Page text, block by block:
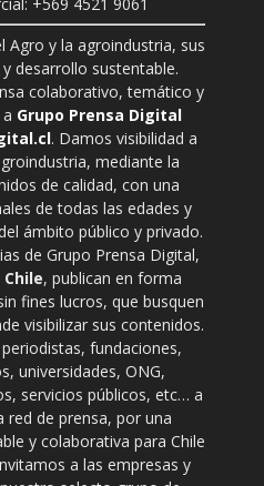
Agro y la agroindustria, sus
desarrollo sustentable.
colaborativo, temático y
Grupo Prensa Digital
. Damos visibilidad a
mediante la
de calidad, con una
de todas las edades y
ámbito público y privado.
de Grupo Prensa Digital,
, publican en forma
fines lucros, que busquen
visibilizar sus contenidos.
fundaciones,
universidades, ONG,
servicios públicos, etc… a
red de prensa, por una
y colaborativa para Chile
a las empresas y